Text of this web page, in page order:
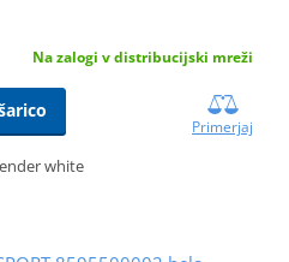
Na zalogi v distribucijski mreži
Primerjaj
white